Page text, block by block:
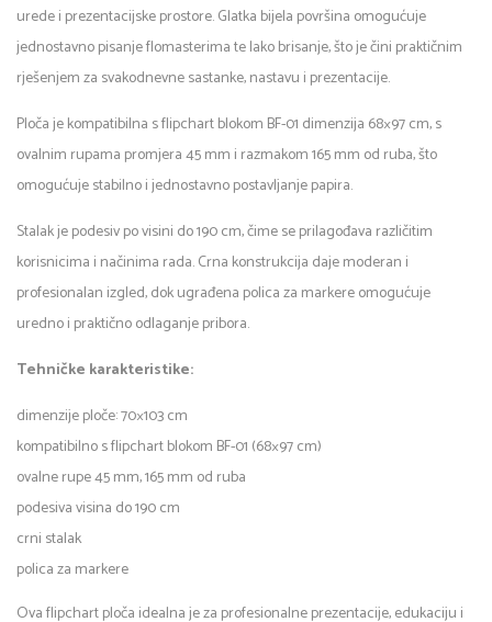
urede i prezentacijske prostore. Glatka bijela površina omogućuje
jednostavno pisanje flomasterima te lako brisanje, što je čini praktičnim
rješenjem za svakodnevne sastanke, nastavu i prezentacije.
Ploča je kompatibilna s flipchart blokom BF-01 dimenzija 68×97 cm, s
ovalnim rupama promjera 45 mm i razmakom 165 mm od ruba, što
omogućuje stabilno i jednostavno postavljanje papira.
Stalak je podesiv po visini do 190 cm, čime se prilagođava različitim
korisnicima i načinima rada. Crna konstrukcija daje moderan i
profesionalan izgled, dok ugrađena polica za markere omogućuje
uredno i praktično odlaganje pribora.
Tehničke karakteristike:
dimenzije ploče: 70×103 cm
kompatibilno s flipchart blokom BF-01 (68×97 cm)
ovalne rupe 45 mm, 165 mm od ruba
podesiva visina do 190 cm
crni stalak
polica za markere
Ova flipchart ploča idealna je za profesionalne prezentacije, edukaciju i